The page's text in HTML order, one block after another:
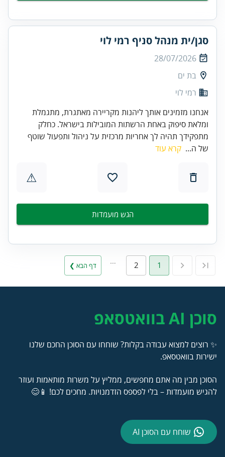
סגן/ית מנהל סניף רמי לוי
28/07/2026
בת ים
רמי לוי
אנחנו מזמינים אותך ליהנות מקריירה מאתגרת, מתגמלת
ומלאת סיפוק באחת הרשתות המובילות בישראל. כחלק
מתפקידך תהיה לך אחריות מרכזית על ניהול ותפעול שוטף
של ה... קרא עוד
⚠
הגש מועמדות
1
2 דף הבא ❯
סוכן AI בוואטסאפ
✨ רוצים למצוא עבודה בקלות? שוחחו עם הסוכן החכם שלנו
ישירות בוואטסאפ.
הסוכן מבין מה אתם מחפשים, ממליץ על משרות מותאמות ועוזר
להגיש מועמדות – בלי לפספס הזדמנויות. מחכים לכם! 📱😊
שוחח עם הסוכן AI